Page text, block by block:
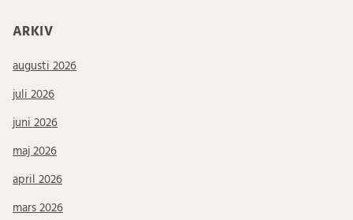
ARKIV
augusti 2026
juli 2026
juni 2026
maj 2026
april 2026
mars 2026